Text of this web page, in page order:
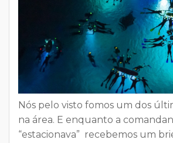
Nós pelo visto fomos um dos
na área. E enquanto a
“estacionava” recebemos um